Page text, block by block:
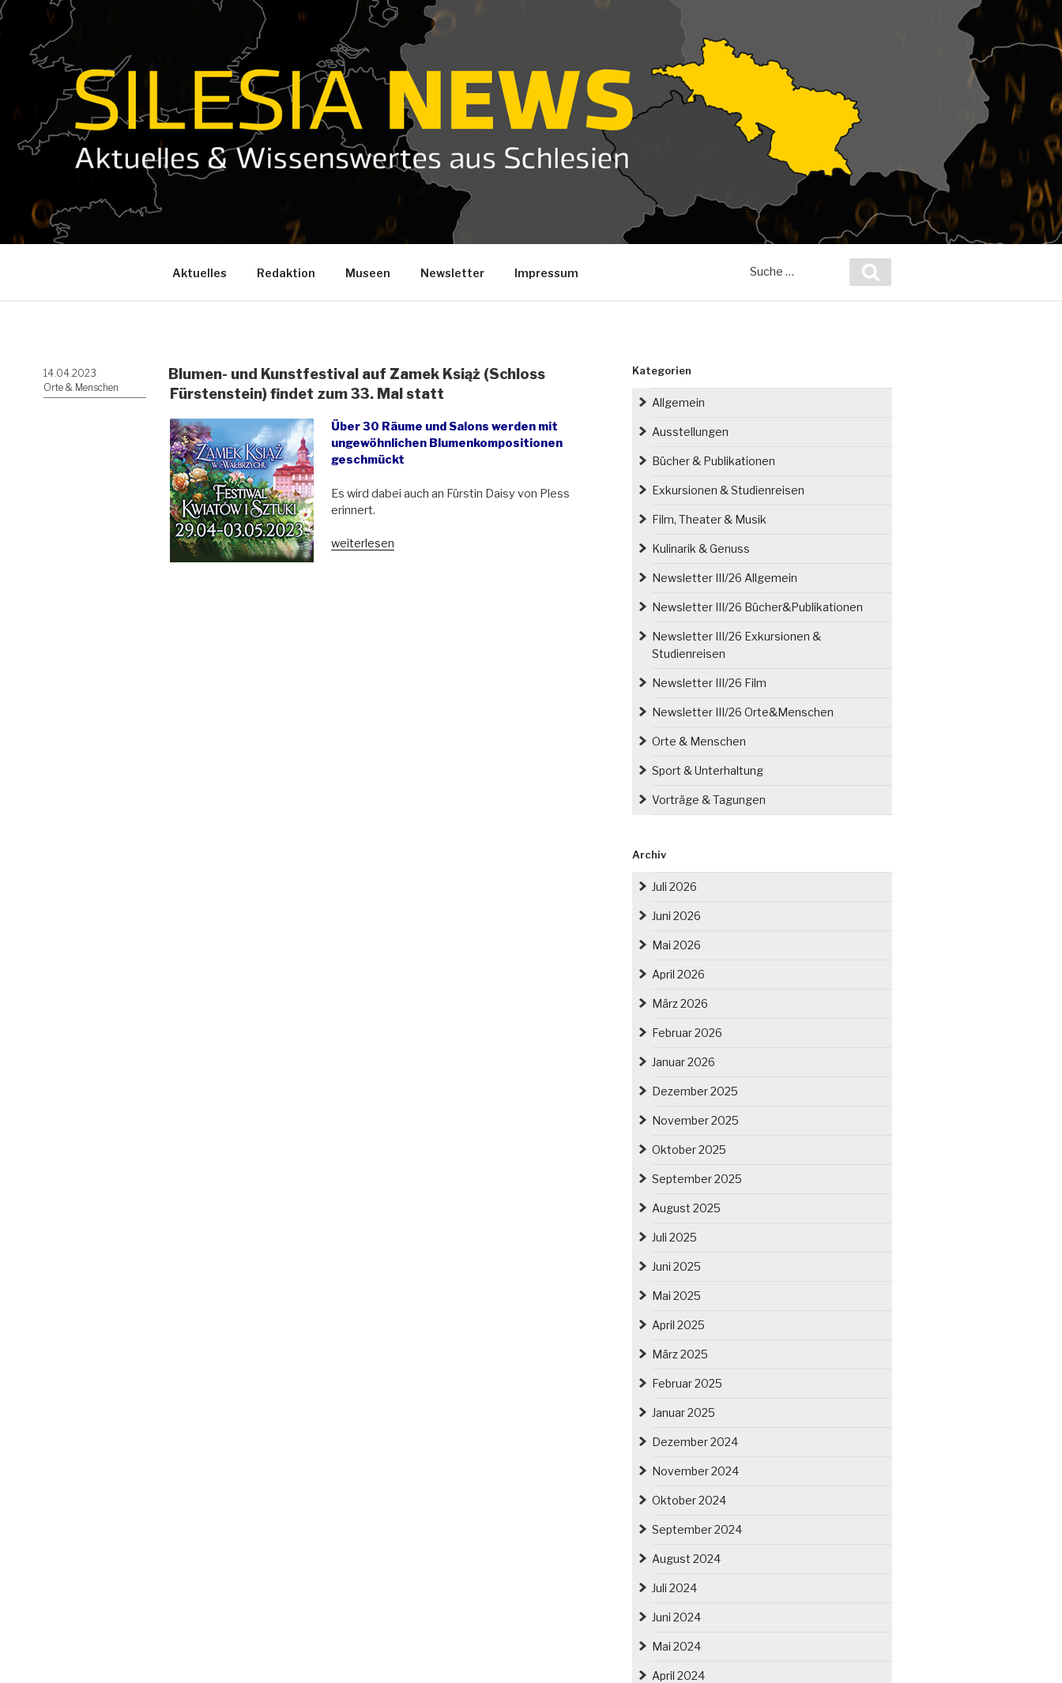
Zum
Inhalt
springen
Aktuelles Redaktion Museen Newsletter Impressum
nach:
Veröffentlicht
am
14.04.2023
Orte & Menschen
Blumen- und Kunstfestival auf Zamek Książ (Schloss
Fürstenstein) findet zum 33. Mal statt
Über 30 Räume und Salons werden mit
ungewöhnlichen Blumenkompositionen
geschmückt
Es wird dabei auch an Fürstin Daisy von Pless
erinnert.
„Blumen-
weiterlesen
Kategorien
Allgemein
Ausstellungen
Bücher & Publikationen
Exkursionen & Studienreisen
Film, Theater & Musik
Kulinarik & Genuss
Newsletter III/26 Allgemein
Newsletter III/26 Bücher&Publikationen
Newsletter III/26 Exkursionen &
Studienreisen
Newsletter III/26 Film
Newsletter III/26 Orte&Menschen
Orte & Menschen
Sport & Unterhaltung
Vorträge & Tagungen
Archiv
Juli 2026
Juni 2026
Mai 2026
April 2026
März 2026
Februar 2026
Januar 2026
Dezember 2025
November 2025
Oktober 2025
September 2025
August 2025
Juli 2025
Juni 2025
Mai 2025
April 2025
März 2025
Februar 2025
Januar 2025
Dezember 2024
November 2024
Oktober 2024
September 2024
August 2024
Juli 2024
Juni 2024
Mai 2024
April 2024